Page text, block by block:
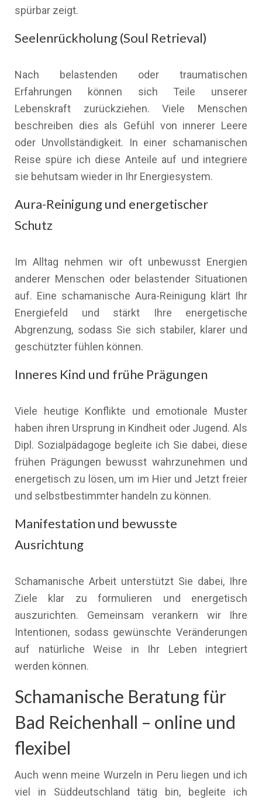
spürbar zeigt.
Seelenrückholung (Soul Retrieval)
Nach belastenden oder traumatischen
Erfahrungen können sich Teile unserer
Lebenskraft zurückziehen. Viele Menschen
beschreiben dies als Gefühl von innerer Leere
oder Unvollständigkeit. In einer schamanischen
Reise spüre ich diese Anteile auf und integriere
sie behutsam wieder in Ihr Energiesystem.
Aura-Reinigung und energetischer
Schutz
Im Alltag nehmen wir oft unbewusst Energien
anderer Menschen oder belastender Situationen
auf. Eine schamanische Aura-Reinigung klärt Ihr
Energiefeld und stärkt Ihre energetische
Abgrenzung, sodass Sie sich stabiler, klarer und
geschützter fühlen können.
Inneres Kind und frühe Prägungen
Viele heutige Konflikte und emotionale Muster
haben ihren Ursprung in Kindheit oder Jugend. Als
Dipl. Sozialpädagoge begleite ich Sie dabei, diese
frühen Prägungen bewusst wahrzunehmen und
energetisch zu lösen, um im Hier und Jetzt freier
und selbstbestimmter handeln zu können.
Manifestation und bewusste
Ausrichtung
Schamanische Arbeit unterstützt Sie dabei, Ihre
Ziele klar zu formulieren und energetisch
auszurichten. Gemeinsam verankern wir Ihre
Intentionen, sodass gewünschte Veränderungen
auf natürliche Weise in Ihr Leben integriert
werden können.
Schamanische Beratung für
Bad Reichenhall – online und
flexibel
Auch wenn meine Wurzeln in Peru liegen und ich
viel in Süddeutschland tätig bin, begleite ich